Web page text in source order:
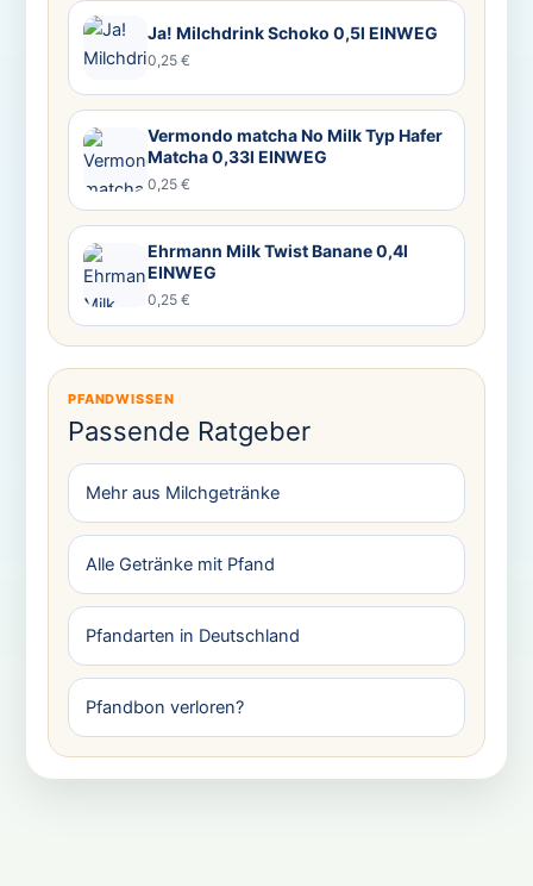
Ja! Milchdrink Schoko 0,5l EINWEG
0,25 €
Vermondo matcha No Milk Typ Hafer
Matcha 0,33l EINWEG
0,25 €
Ehrmann Milk Twist Banane 0,4l
EINWEG
0,25 €
PFANDWISSEN
Passende Ratgeber
Mehr aus Milchgetränke
Alle Getränke mit Pfand
Pfandarten in Deutschland
Pfandbon verloren?